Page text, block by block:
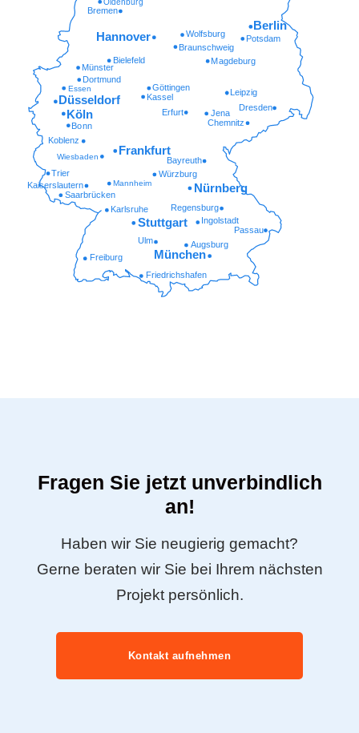
Friedrichshafen
Freiburg
Augsburg
Ulm
Passau
Ingolstadt
Regensburg
Karlsruhe
Saarbrücken
Kaiserslautern Mannheim
Würzburg
Trier
Wiesbaden Bayreuth
Koblenz
Chemnitz
Bonn
Erfurt Jena
Dresden
Kassel
Göttingen
Essen
Dortmund
Münster
Magdeburg
Bielefeld
Braunschweig
Potsdam
Wolfsburg
München
Stuttgart
Nürnberg
Frankfurt
Köln
Düsseldorf
Leipzig
Hannover
Berlin
Bremen
Fragen Sie jetzt unverbindlich
an!
Haben wir Sie neugierig gemacht?
Gerne beraten wir Sie bei Ihrem nächsten
Projekt persönlich.
Kontakt aufnehmen